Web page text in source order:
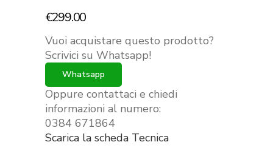
€299.00
Vuoi acquistare questo prodotto?
Scrivici su Whatsapp!
Whatsapp
Oppure contattaci e chiedi
informazioni al numero:
0384 671864
Scarica la scheda Tecnica